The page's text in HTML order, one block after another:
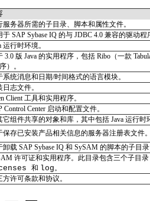
服务器所需的子目录、脚本和属性文件。
于 SAP Sybase IQ 的与 JDBC 4.0 兼容的驱动程
运行时环境。
3.0 版 Java 的实用程序，包括 Ribo（一款
）。
系统消息和日期/时间格式的语言模块。
日志文件。
Client 工具和实用程序。
Control Center 启动和配置文件。
它组件共享的对象和库，其中包括 Java 运行时
保存已安装产品相关信息的服务器注册表文件
卸载 SAP Sybase IQ 和 SySAM 的脚本的子目
许可证和实用程序。此目录包含三个子目录
和 log 。
方许可条款和协议。